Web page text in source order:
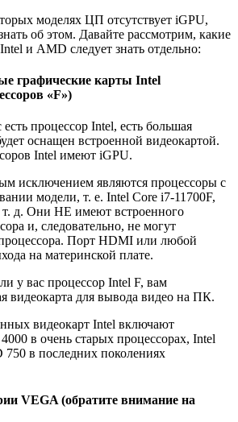
моделях ЦП отсутствует iGPU,
об этом. Давайте рассмотрим, какие
и AMD следует знать отдельно:
графические карты Intel
«F»)
процессор Intel, есть большая
оснащен встроенной видеокартой.
Intel имеют iGPU.
исключением являются процессоры с
модели, т. е. Intel Core i7-11700F,
т. д. Они НЕ имеют встроенного
и, следовательно, не могут
Порт HDMI или любой
на материнской плате.
у вас процессор Intel F, вам
видеокарта для вывода видео на ПК.
видеокарт Intel включают
в очень старых процессорах, Intel
в последних поколениях
VEGA (обратите внимание на